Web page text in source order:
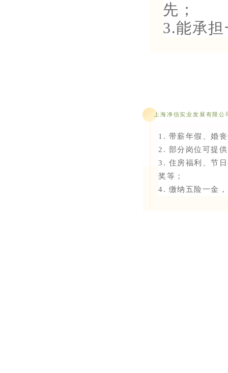
先；
3.能承
上海净信实业发展有限公
1. 带薪年假、婚
2. 部分岗位可提
3. 住房福利、节
奖等；
4. 缴纳五险一金